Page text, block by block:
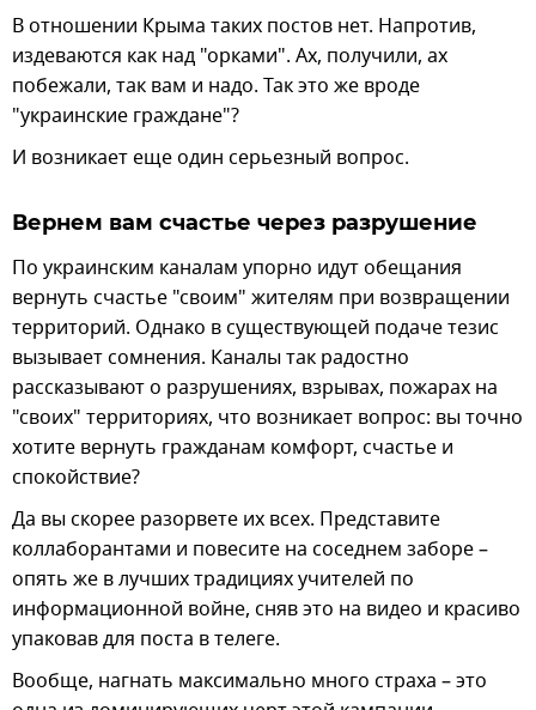
В отношении Крыма таких постов нет. Напротив,
издеваются как над "орками". Ах, получили, ах
побежали, так вам и надо. Так это же вроде
"украинские граждане"?
И возникает еще один серьезный вопрос.
Вернем вам счастье через разрушение
По украинским каналам упорно идут обещания
вернуть счастье "своим" жителям при возвращении
территорий. Однако в существующей подаче тезис
вызывает сомнения. Каналы так радостно
рассказывают о разрушениях, взрывах, пожарах на
"своих" территориях, что возникает вопрос: вы точно
хотите вернуть гражданам комфорт, счастье и
спокойствие?
Да вы скорее разорвете их всех. Представите
коллаборантами и повесите на соседнем заборе –
опять же в лучших традициях учителей по
информационной войне, сняв это на видео и красиво
упаковав для поста в телеге.
Вообще, нагнать максимально много страха – это